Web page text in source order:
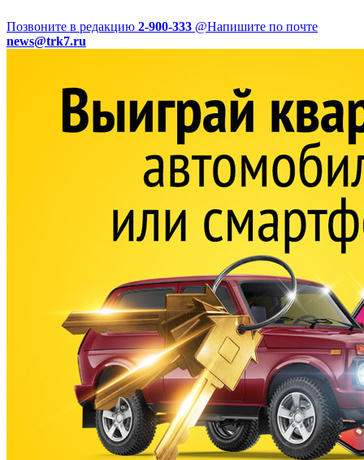
Позвоните в редакцию 2-900-333 @Напишите по почте
news@trk7.ru